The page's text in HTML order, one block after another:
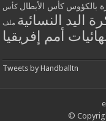
بالكؤوس كأس الأبطال كأس
اليد النسائية ملف
أمم إفريقيا
Tweets by Handballtn
©